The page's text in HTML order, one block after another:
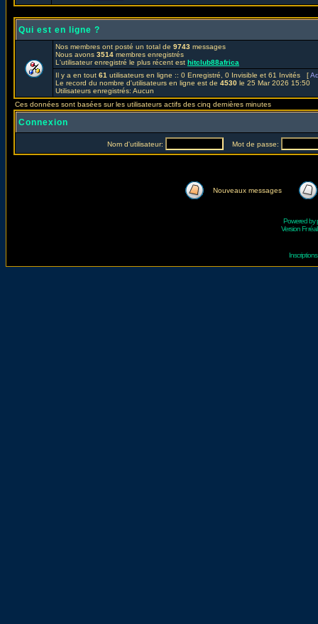
Qui est en ligne ?
Nos membres ont posté un total de 9743 messages
Nous avons 3514 membres enregistrés
L'utilisateur enregistré le plus récent est hitclub88africa
Il y a en tout 61 utilisateurs en ligne :: 0 Enregistré, 0 Invisible et 61 Invités [
Le record du nombre d'utilisateurs en ligne est de 4530 le 25 Mar 2026 15:50
Utilisateurs enregistrés: Aucun
Ces données sont basées sur les utilisateurs actifs des cinq dernières minutes
Connexion
Nom d'utilisateur: Mot de passe:
Nouveaux messages
Powered by
Version Fr